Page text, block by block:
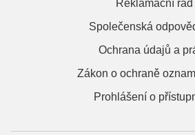
Reklamační řád
Společenská
Ochrana údajů a
Zákon o ochraně
Prohlášení o